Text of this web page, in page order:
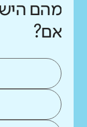
מהם
אם?